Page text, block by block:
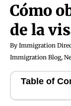
Cómo
de la
By Immigration
Immigration Blog,
Table of